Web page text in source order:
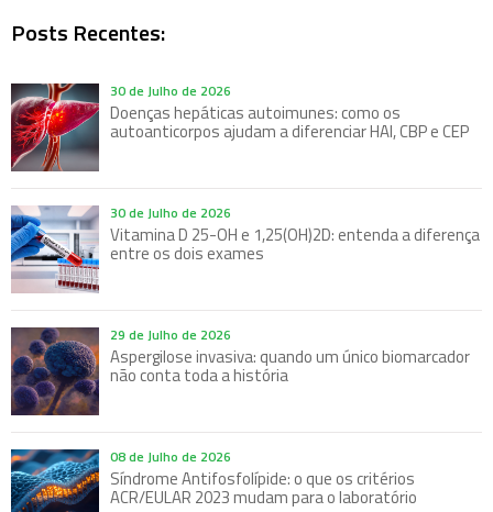
Posts Recentes:
30 de Julho de 2026
Doenças hepáticas autoimunes: como os
autoanticorpos ajudam a diferenciar HAI, CBP e CEP
30 de Julho de 2026
Vitamina D 25-OH e 1,25(OH)2D: entenda a diferença
entre os dois exames
29 de Julho de 2026
Aspergilose invasiva: quando um único biomarcador
não conta toda a história
08 de Julho de 2026
Síndrome Antifosfolípide: o que os critérios
ACR/EULAR 2023 mudam para o laboratório